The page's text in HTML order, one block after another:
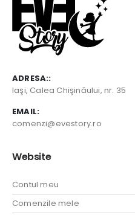
ADRESA::
Iaşi, Calea Chişinăului, nr. 35
EMAIL:
comenzi@evestory.ro
Website
Contul meu
Comenzile mele